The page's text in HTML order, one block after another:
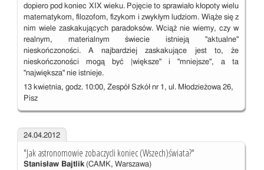
dopiero pod koniec XIX wieku. Pojęcie to sprawiało kłopoty wielu
matematykom, filozofom, fizykom i zwykłym ludziom. Wiąże się z
nim wiele zaskakujących paradoksów. Wciąż nie wiemy, czy w
realnym, materialnym świecie istnieją "aktualne"
nieskończoności. A najbardziej zaskakujące jest to, że
nieskończoności mogą być |większe" i "mniejsze", a ta
"największa" nie istnieje.
13 kwietnia, godz. 10:00, Zespół Szkół nr 1, ul. Młodzieżowa 26,
Pisz
24.04.2012
"Jak astronomowie zobaczycli koniec (Wszech)świata?"
Stanisław Bajtlik(CAMK, Warszawa)